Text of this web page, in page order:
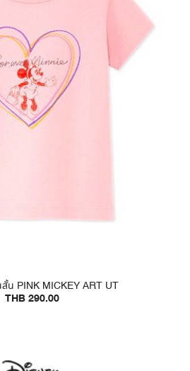
สั้น PINK MICKEY ART UT
THB 290.00